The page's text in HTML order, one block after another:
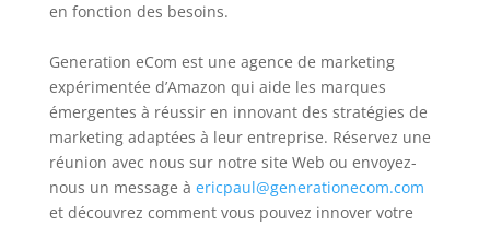
en fonction des besoins.
Generation eCom est une agence de marketing
expérimentée d’Amazon qui aide les marques
émergentes à réussir en innovant des stratégies de
marketing adaptées à leur entreprise. Réservez une
réunion avec nous sur notre site Web ou envoyez-
nous un message à ericpaul@generationecom.com
et découvrez comment vous pouvez innover votre